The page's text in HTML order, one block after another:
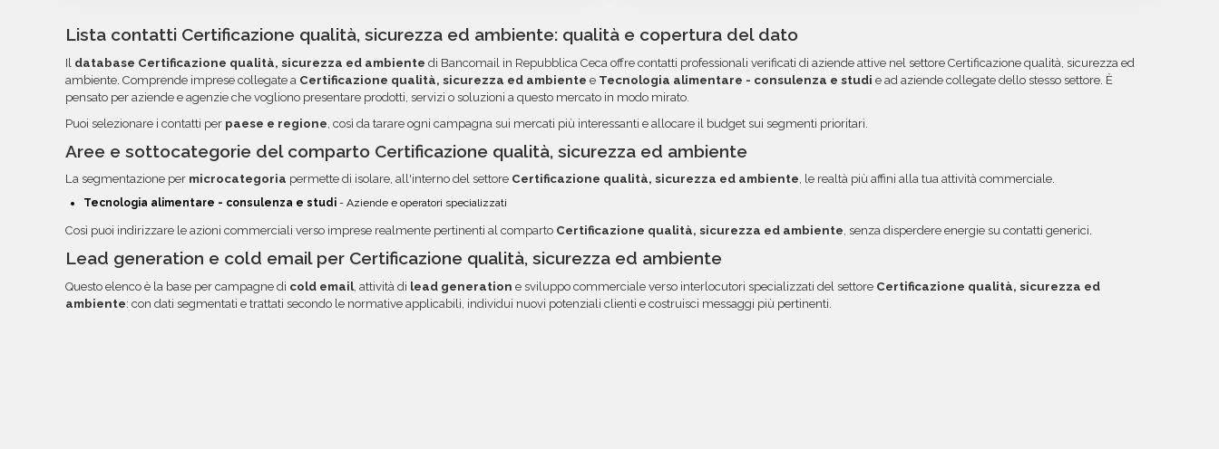
essere importati nei tuoi strumenti di invio. Ogni campo è organizzato in
colonne per semplificare la lettura, l'ordinamento e l'utilizzo dei dati. Una
volta pronti, troverai file e documentazione nella tua area riservata, con
link diretto via email.
acquisti voluminosi, è possibile acquistare crediti da utilizzare su più
ordini. Contattaci per maggiori informazioni su come sfruttare questa
opzione.
Lista contatti Certificazione qualità, sicurezza ed ambiente: qualità e copertura del dato
Il database Certificazione qualità, sicurezza ed ambiente di Bancomail in Repubblica Ceca offre contatti professionali verificati di aziende attive nel settore Certificazione qualità, sicurezza ed
ambiente. Comprende imprese collegate a Certificazione qualità, sicurezza ed ambiente e Tecnologia alimentare - consulenza e studi e ad aziende collegate dello stesso settore. È
pensato per aziende e agenzie che vogliono presentare prodotti, servizi o soluzioni a questo mercato in modo mirato.
Puoi selezionare i contatti per paese e regione , così da tarare ogni campagna sui mercati più interessanti e allocare il budget sui segmenti prioritari.
Aree e sottocategorie del comparto Certificazione qualità, sicurezza ed ambiente
La segmentazione per microcategoria permette di isolare, all'interno del settore Certificazione qualità, sicurezza ed ambiente, le realtà più affini alla tua attività commerciale.
Tecnologia alimentare - consulenza e studi - Aziende e operatori specializzati
Così puoi indirizzare le azioni commerciali verso imprese realmente pertinenti al comparto Certificazione qualità, sicurezza ed ambiente, senza disperdere energie su contatti generici.
Lead generation e cold email per Certificazione qualità, sicurezza ed ambiente
Questo elenco è la base per campagne di cold email, attività di lead generation e sviluppo commerciale verso interlocutori specializzati del settore Certificazione qualità, sicurezza ed
ambiente: con dati segmentati e trattati secondo le normative applicabili, individui nuovi potenziali clienti e costruisci messaggi più pertinenti.